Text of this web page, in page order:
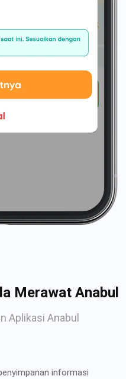
Merawat Anabul
Aplikasi Anabul
informasi